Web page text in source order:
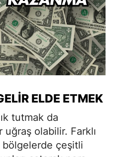
ELDE ETMEK
tutmak da
olabilir. Farklı
bölgelerde çeşitli